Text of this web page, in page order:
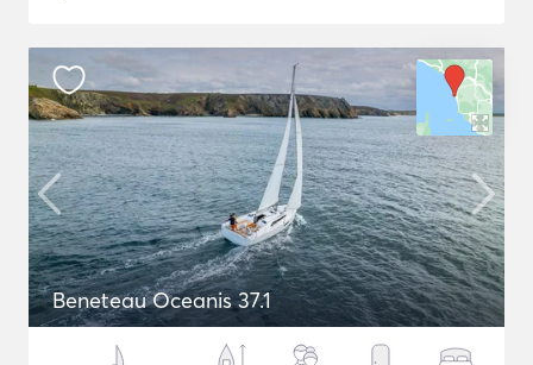
Beneteau Oceanis 37.1